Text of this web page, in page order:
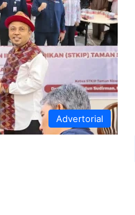
Advertorial